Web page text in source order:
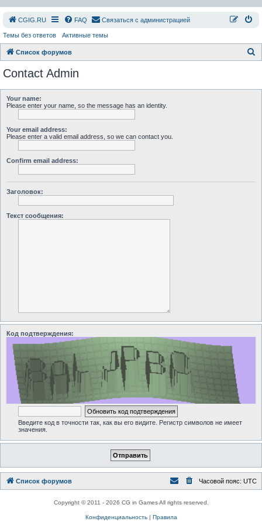
СGIG.RU FAQ Связаться с администрацией
Темы без ответов Активные темы
Список форумов
Contact Admin
Your name:
Please enter your name, so the message has an identity.
Your email address:
Please enter a valid email address, so we can contact you.
Confirm email address:
Заголовок:
Текст сообщения:
Код подтверждения:
Введите код в точности так, как вы его видите. Регистр символов не имеет
значения.
Список форумов Часовой пояс: UTC
Copyright © 2011 - 2026 CG in Games All rights reserved.
Конфиденциальность| Правила